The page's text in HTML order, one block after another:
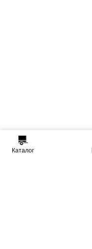
Каталог